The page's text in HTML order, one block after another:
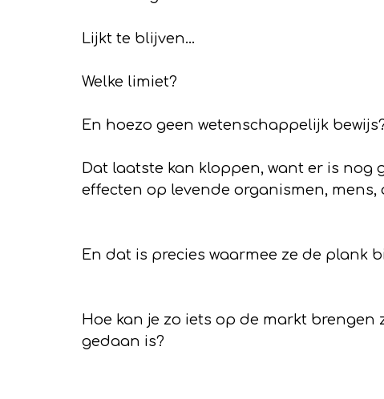
Lijkt te blijven…
Welke limiet?
En hoezo geen wetenschappelijk
Dat laatste kan kloppen, want er is
effecten op levende organismen, mens,
En dat is precies waarmee ze de plank
Hoe kan je zo iets op de markt
gedaan is?